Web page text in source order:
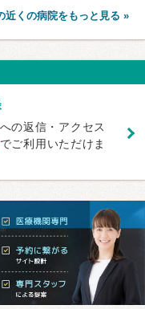
近くの病院をもっと見る »
の返信・アクセス
でご利用いただけま